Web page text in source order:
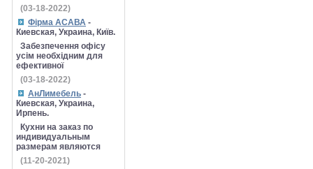
(03-18-2022)
Фірма АСАВА -
Киевская, Украина, Київ.
Забезпечення офісу
усім необхідним для
ефективної
(03-18-2022)
АнЛимебель -
Киевская, Украина,
Ирпень.
Кухни на заказ по
индивидуальным
размерам являются
(11-20-2021)